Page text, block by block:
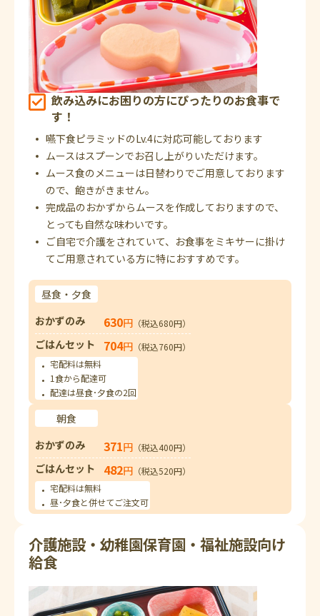
飲み込みにお困りの方にぴったりのお食事で
す！
嚥下食ピラミッドのLv.4に対応可能しております
ムースはスプーンでお召し上がりいただけます。
ムース食のメニューは日替わりでご用意しております
ので、飽きがきません。
完成品のおかずからムースを作成しておりますので、
とっても自然な味わいです。
ご自宅で介護をされていて、お食事をミキサーに掛け
てご用意されている方に特におすすめです。
昼食・夕食
おかずのみ
630円 （税込680円）
ごはんセット 704円 （税込760円）
宅配料は無料
1食から配達可
配達は昼食･夕食の2回
朝食
おかずのみ
371円 （税込400円）
ごはんセット 482円 （税込520円）
宅配料は無料
昼･夕食と併せてご注文可
介護施設・幼稚園保育園・福祉施設向け
給食